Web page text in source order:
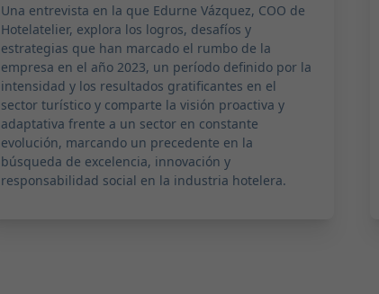
Una entrevista en la que Edurne Vázquez, COO de
Hotelatelier, explora los logros, desafíos y
estrategias que han marcado el rumbo de la
empresa en el año 2023, un período definido por la
intensidad y los resultados gratificantes en el
sector turístico y comparte la visión proactiva y
adaptativa frente a un sector en constante
evolución, marcando un precedente en la
búsqueda de excelencia, innovación y
responsabilidad social en la industria hotelera.